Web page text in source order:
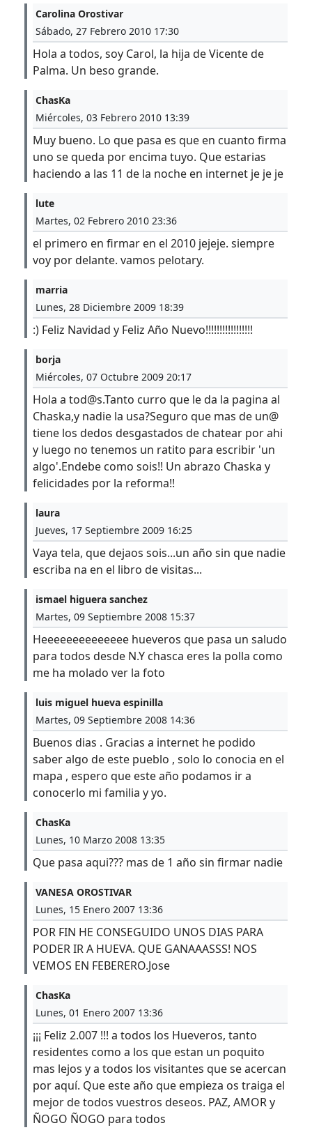
Carolina Orostivar
Sábado, 27 Febrero 2010 17:30
Hola a todos, soy Carol, la hija de Vicente de
Palma. Un beso grande.
ChasKa
Miércoles, 03 Febrero 2010 13:39
Muy bueno. Lo que pasa es que en cuanto firma
uno se queda por encima tuyo. Que estarias
haciendo a las 11 de la noche en internet je je je
lute
Martes, 02 Febrero 2010 23:36
el primero en firmar en el 2010 jejeje. siempre
voy por delante. vamos pelotary.
marria
Lunes, 28 Diciembre 2009 18:39
:) Feliz Navidad y Feliz Año Nuevo!!!!!!!!!!!!!!!!!
borja
Miércoles, 07 Octubre 2009 20:17
Hola a tod@s.Tanto curro que le da la pagina al
Chaska,y nadie la usa?Seguro que mas de un@
tiene los dedos desgastados de chatear por ahi
y luego no tenemos un ratito para escribir 'un
algo'.Endebe como sois!! Un abrazo Chaska y
felicidades por la reforma!!
laura
Jueves, 17 Septiembre 2009 16:25
Vaya tela, que dejaos sois...un año sin que nadie
escriba na en el libro de visitas...
ismael higuera sanchez
Martes, 09 Septiembre 2008 15:37
Heeeeeeeeeeeeee hueveros que pasa un saludo
para todos desde N.Y chasca eres la polla como
me ha molado ver la foto
luis miguel hueva espinilla
Martes, 09 Septiembre 2008 14:36
Buenos dias . Gracias a internet he podido
saber algo de este pueblo , solo lo conocia en el
mapa , espero que este año podamos ir a
conocerlo mi familia y yo.
ChasKa
Lunes, 10 Marzo 2008 13:35
Que pasa aqui??? mas de 1 año sin firmar nadie
VANESA OROSTIVAR
Lunes, 15 Enero 2007 13:36
POR FIN HE CONSEGUIDO UNOS DIAS PARA
PODER IR A HUEVA. QUE GANAAASSS! NOS
VEMOS EN FEBERERO.Jose
ChasKa
Lunes, 01 Enero 2007 13:36
¡¡¡ Feliz 2.007 !!! a todos los Hueveros, tanto
residentes como a los que estan un poquito
mas lejos y a todos los visitantes que se acercan
por aquí. Que este año que empieza os traiga el
mejor de todos vuestros deseos. PAZ, AMOR y
ÑOGO ÑOGO para todos